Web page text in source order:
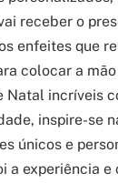
receber o
enfeites que
colocar a
Natal incríveis
inspire-se
únicos e
a experiência